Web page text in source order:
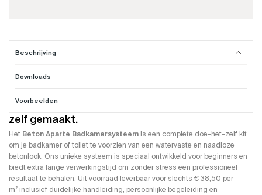
Beschrijving
Downloads
Voorbeelden
Badkamer Beton Cire compleet systeem
Een professionele Beton Ciré badkamer. Gewoon
zelf gemaakt.
Het Beton Aparte Badkamersysteem is een complete doe-het-zelf kit
om je badkamer of toilet te voorzien van een watervaste en naadloze
betonlook. Ons unieke systeem is speciaal ontwikkeld voor beginners en
biedt extra lange verwerkingstijd om zonder stress een professioneel
resultaat te behalen. Uit voorraad leverbaar voor slechts € 38,50 per
m² inclusief duidelijke handleiding, persoonlijke begeleiding en